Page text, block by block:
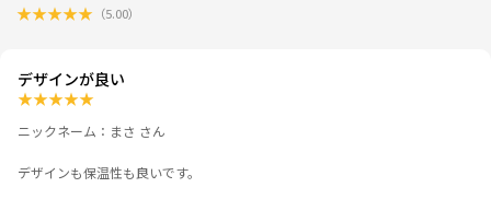
★★★★★ （5.00）
デザインが良い
★★★★★
ニックネーム：まさ さん
デザインも保温性も良いです。